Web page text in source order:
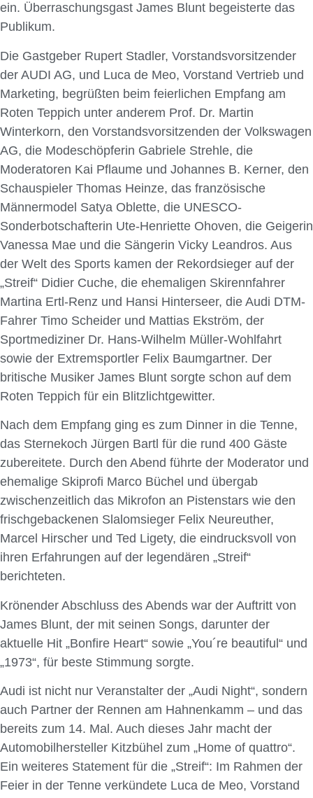
ein. Überraschungsgast James Blunt begeisterte das
Publikum.
Die Gastgeber Rupert Stadler, Vorstandsvorsitzender
der AUDI AG, und Luca de Meo, Vorstand Vertrieb und
Marketing, begrüßten beim feierlichen Empfang am
Roten Teppich unter anderem Prof. Dr. Martin
Winterkorn, den Vorstandsvorsitzenden der Volkswagen
AG, die Modeschöpferin Gabriele Strehle, die
Moderatoren Kai Pflaume und Johannes B. Kerner, den
Schauspieler Thomas Heinze, das französische
Männermodel Satya Oblette, die UNESCO-
Sonderbotschafterin Ute-Henriette Ohoven, die Geigerin
Vanessa Mae und die Sängerin Vicky Leandros. Aus
der Welt des Sports kamen der Rekordsieger auf der
„Streif“ Didier Cuche, die ehemaligen Skirennfahrer
Martina Ertl-Renz und Hansi Hinterseer, die Audi DTM-
Fahrer Timo Scheider und Mattias Ekström, der
Sportmediziner Dr. Hans-Wilhelm Müller-Wohlfahrt
sowie der Extremsportler Felix Baumgartner. Der
britische Musiker James Blunt sorgte schon auf dem
Roten Teppich für ein Blitzlichtgewitter.
Nach dem Empfang ging es zum Dinner in die Tenne,
das Sternekoch Jürgen Bartl für die rund 400 Gäste
zubereitete. Durch den Abend führte der Moderator und
ehemalige Skiprofi Marco Büchel und übergab
zwischenzeitlich das Mikrofon an Pistenstars wie den
frischgebackenen Slalomsieger Felix Neureuther,
Marcel Hirscher und Ted Ligety, die eindrucksvoll von
ihren Erfahrungen auf der legendären „Streif“
berichteten.
Krönender Abschluss des Abends war der Auftritt von
James Blunt, der mit seinen Songs, darunter der
aktuelle Hit „Bonfire Heart“ sowie „You´re beautiful“ und
„1973“, für beste Stimmung sorgte.
Audi ist nicht nur Veranstalter der „Audi Night“, sondern
auch Partner der Rennen am Hahnenkamm – und das
bereits zum 14. Mal. Auch dieses Jahr macht der
Automobilhersteller Kitzbühel zum „Home of quattro“.
Ein weiteres Statement für die „Streif“: Im Rahmen der
Feier in der Tenne verkündete Luca de Meo, Vorstand